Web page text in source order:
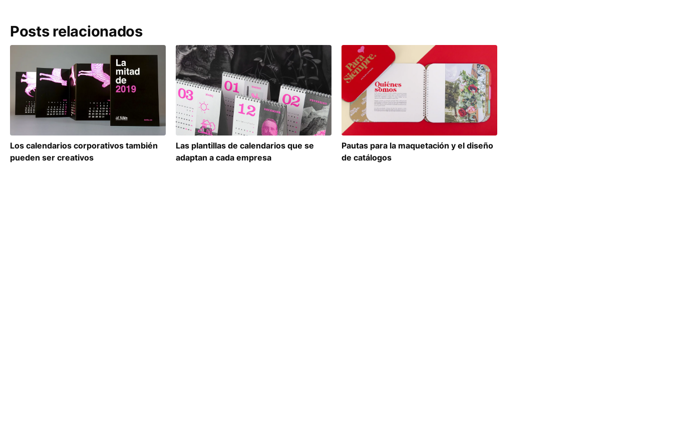
Posts relacionados
Los calendarios corporativos también
pueden ser creativos
Las plantillas de calendarios que se
adaptan a cada empresa
Pautas para la maquetación y el diseño
de catálogos